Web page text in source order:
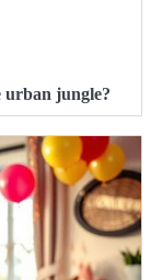
urban jungle?